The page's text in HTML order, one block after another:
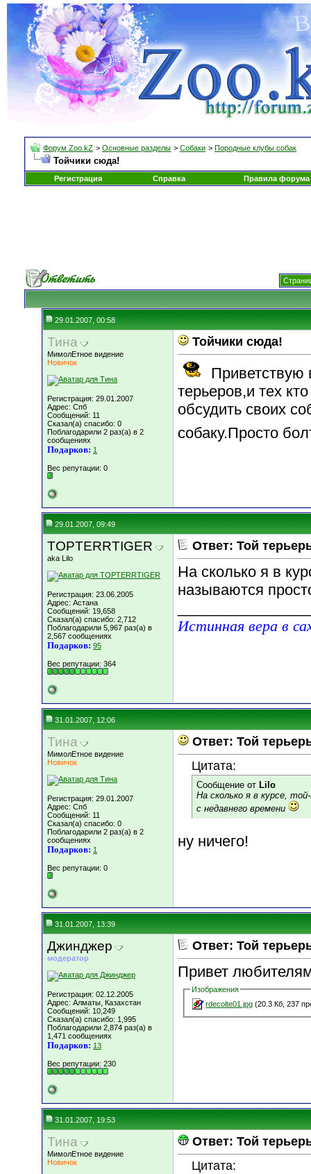
Форум Zoo.kZ > Основные разделы > Собаки > Породные клубы собак
Тойчики сюда!
Регистрация Справка Правила форума
29.01.2007, 00:58
Тина
МимолЕтное видение
Новичок
Регистрация: 29.01.2007
Адрес: Спб
Сообщений: 11
Сказал(а) спасибо: 0
Поблагодарили 2 раз(а) в 2
сообщениях
Подарков: 1
Вес репутации: 0
Тойчики сюда!
Приветствую
терьеров,и тех
обсудить своих
собаку.Просто
29.01.2007, 09:49
TOPTERRTIGER
aka Lilo
Регистрация: 23.06.2005
Адрес: Астана
Сообщений: 19,658
Сказал(а) спасибо: 2,712
Поблагодарили 5,967 раз(а) в
2,567 сообщениях
Подарков: 95
Вес репутации: 364
Ответ: Той
На сколько я в
называются
Истинная вера в
31.01.2007, 12:06
Тина
МимолЕтное видение
Новичок
Регистрация: 29.01.2007
Адрес: Спб
Сообщений: 11
Сказал(а) спасибо: 0
Поблагодарили 2 раз(а) в 2
сообщениях
Подарков: 1
Вес репутации: 0
Ответ: Той
Цитата:
Сообщение от Lilo
На сколько я в курсе,
с недавнего времени
ну ничего!
31.01.2007, 13:39
Джинджер
модератор
Регистрация: 02.12.2005
Адрес: Алматы, Казахстан
Сообщений: 10,249
Сказал(а) спасибо: 1,995
Поблагодарили 2,874 раз(а) в
1,471 сообщениях
Подарков: 13
Вес репутации: 230
Ответ: Той
Привет
Изображения
rdecolte01.jpg (20.3 Кб, 237
31.01.2007, 19:53
Тина
МимолЕтное видение
Новичок
Ответ: Той
Цитата: